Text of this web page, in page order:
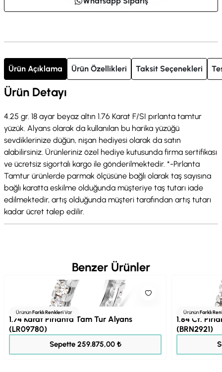
Ürün Açıklama Ürün Özellikleri Taksit Seçenekleri
Ürün Detayı
4.25 gr. 18 ayar beyaz altın 1.76 Karat F/SI pırlanta tamtur
yüzük. Alyans olarak da kullanılan bu harika yüzüğü
sevdiklerinize düğün, nişan hediyesi olarak da satın
alabilirsiniz. Ürünleriniz özel hediye kutusunda firma sertifikası
ve ücretsiz sigortalı kargo ile gönderilmektedir. *-Pırlanta
Tamtur ürünlerde parmak ölçüsüne bağlı olarak taş sayısına
bağlı karatta eskilme olduğunda müşteriye taş tutarı iade
edilmektedir, artış olduğunda müşteri tarafından artış tutarı
kadar ücret talep edilir.
Benzer Ürünler
ÜrününFarklı RenkleriVar
1.74 Karat Pırlanta Tam Tur Alyans
(LR09780)
Sepette 259.875,00 ₺
ÜrününFarklı
1.84 Ct.
(BRN2921)